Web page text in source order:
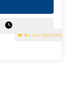
4.1 (42 Opinions)